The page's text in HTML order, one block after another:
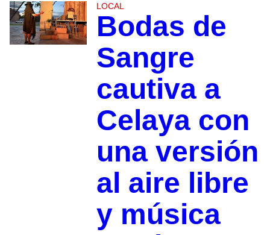
LOCAL
Bodas de
Sangre
cautiva a
Celaya con
una versión
al aire libre
y música